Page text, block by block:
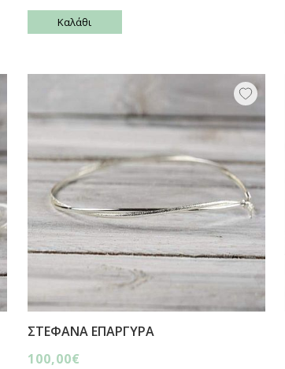
Καλάθι
ΣΤΕΦΑΝΑ ΕΠΑΡΓΥΡΑ
100,00€